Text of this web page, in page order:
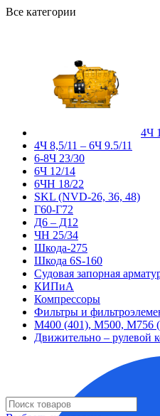
Все категории
4Ч
4Ч 8,5/11 – 6Ч 9.5/11
6-8Ч 23/30
6Ч 12/14
6ЧН 18/22
SKL (NVD-26, 36, 48)
Г60-Г72
Д6 – Д12
ЧН 25/34
Шкода-275
Шкода 6S-160
Судовая запорная
КИПиА
Компрессоры
Фильтры и
М400 (401), М500, М756
Движительно – рулевой